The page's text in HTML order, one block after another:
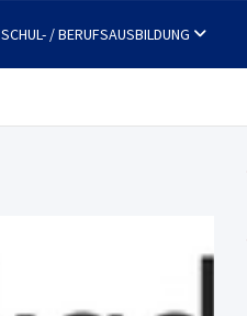
SCHUL- / BERUFSAUSBILDUNG